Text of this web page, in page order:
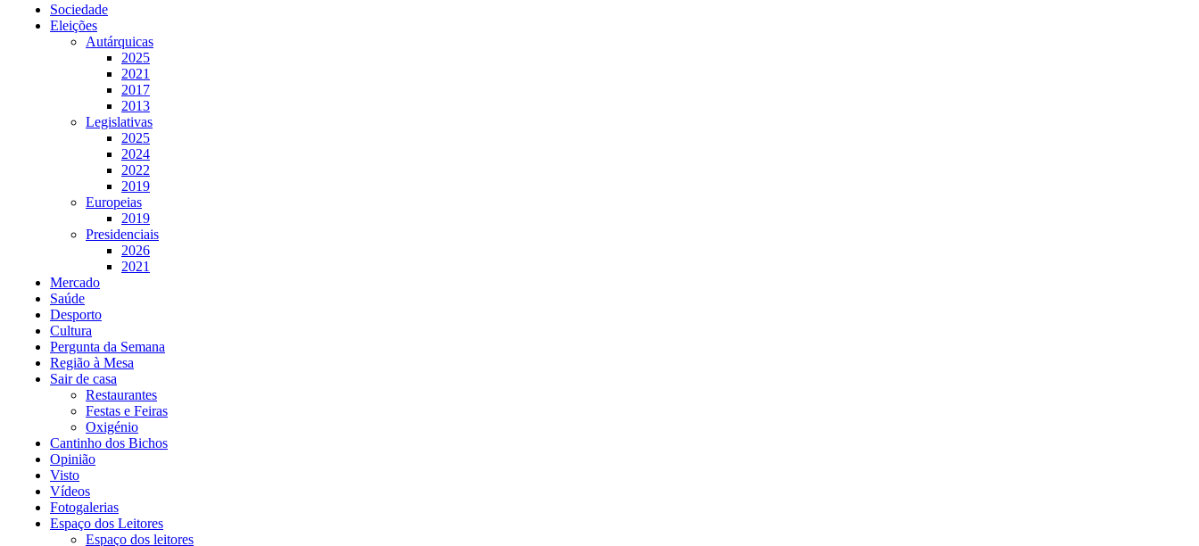
Sociedade
Eleições
Autárquicas
2025
2021
2017
2013
Legislativas
2025
2024
2022
2019
Europeias
2019
Presidenciais
2026
2021
Mercado
Saúde
Desporto
Cultura
Pergunta da Semana
Região à Mesa
Sair de casa
Restaurantes
Festas e Feiras
Oxigénio
Cantinho dos Bichos
Opinião
Visto
Vídeos
Fotogalerias
Espaço dos Leitores
Espaço dos leitores